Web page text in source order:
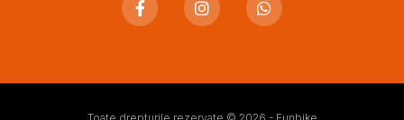
Toate drepturile rezervate © 2026 - Funbike